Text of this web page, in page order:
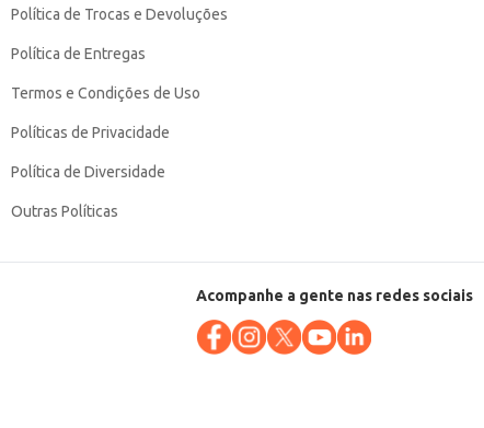
Política de Trocas e Devoluções
Política de Entregas
Termos e Condições de Uso
Políticas de Privacidade
Política de Diversidade
Outras Políticas
Acompanhe a gente nas redes sociais